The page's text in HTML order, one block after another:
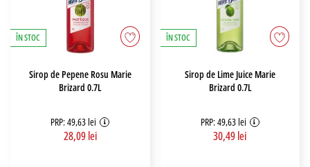
ÎN STOC
Sirop de Pepene Rosu Marie
Brizard 0.7L
PRP: 49,63 lei
28,09 lei
ÎN STOC
Sirop de Lime Juice Marie
Brizard 0.7L
PRP: 49,63 lei
30,49 lei